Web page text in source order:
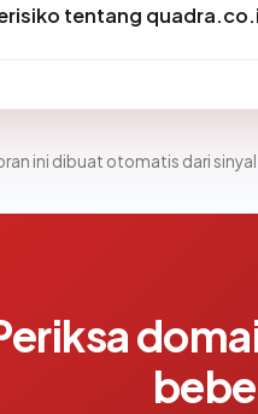
tentang
ini dibuat otomatis dari